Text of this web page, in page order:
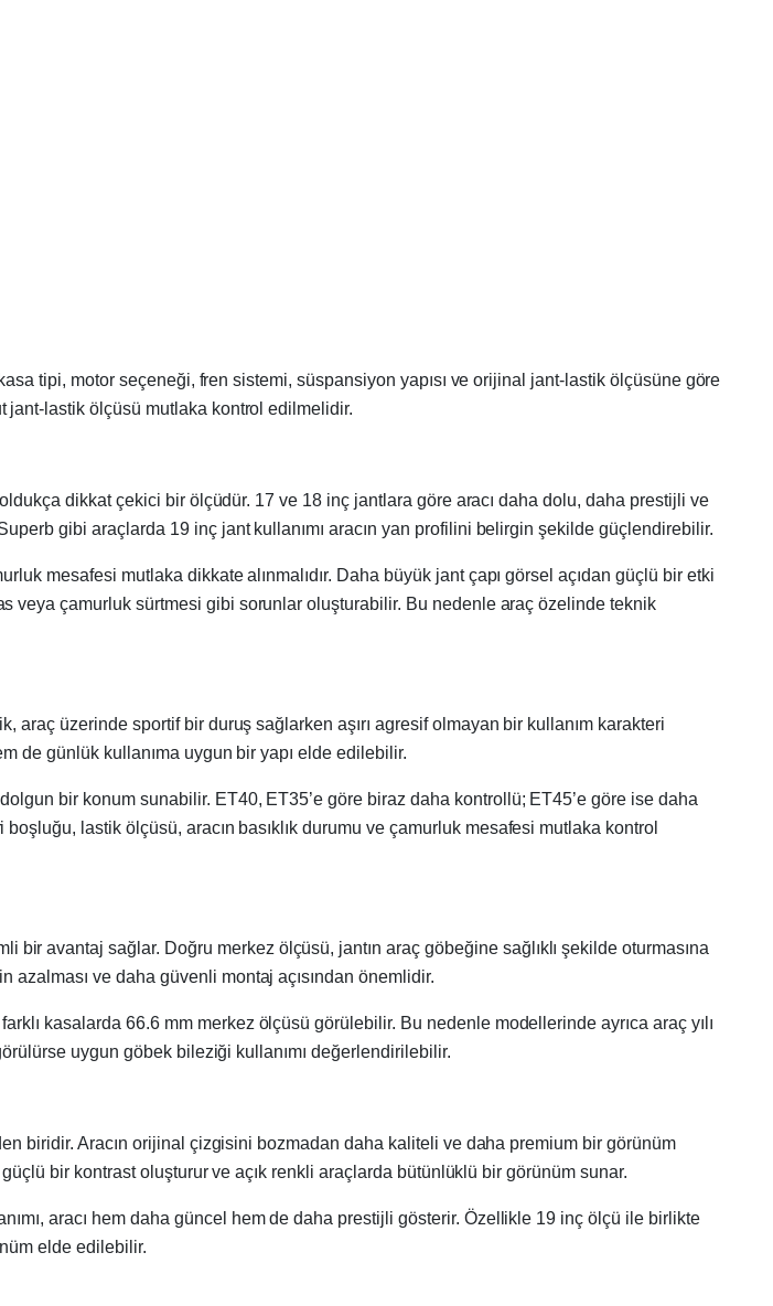
tipi, motor seçeneği, fren sistemi, süspansiyon yapısı ve orijinal jant-lastik ölçüsüne göre
jant-lastik ölçüsü mutlaka kontrol edilmelidir.
dikkat çekici bir ölçüdür. 17 ve 18 inç jantlara göre aracı daha dolu, daha prestijli ve
gibi araçlarda 19 inç jant kullanımı aracın yan profilini belirgin şekilde güçlendirebilir.
mesafesi mutlaka dikkate alınmalıdır. Daha büyük jant çapı görsel açıdan güçlü bir etki
veya çamurluk sürtmesi gibi sorunlar oluşturabilir. Bu nedenle araç özelinde teknik
üzerinde sportif bir duruş sağlarken aşırı agresif olmayan bir kullanım karakteri
de günlük kullanıma uygun bir yapı elde edilebilir.
bir konum sunabilir. ET40, ET35’e göre biraz daha kontrollü; ET45’e göre ise daha
lastik ölçüsü, aracın basıklık durumu ve çamurluk mesafesi mutlaka kontrol
bir avantaj sağlar. Doğru merkez ölçüsü, jantın araç göbeğine sağlıklı şekilde oturmasına
azalması ve daha güvenli montaj açısından önemlidir.
kasalarda 66.6 mm merkez ölçüsü görülebilir. Bu nedenle modellerinde ayrıca araç yılı
uygun göbek bileziği kullanımı değerlendirilebilir.
biridir. Aracın orijinal çizgisini bozmadan daha kaliteli ve daha premium bir görünüm
bir kontrast oluşturur ve açık renkli araçlarda bütünlüklü bir görünüm sunar.
aracı hem daha güncel hem de daha prestijli gösterir. Özellikle 19 inç ölçü ile birlikte
elde edilebilir.